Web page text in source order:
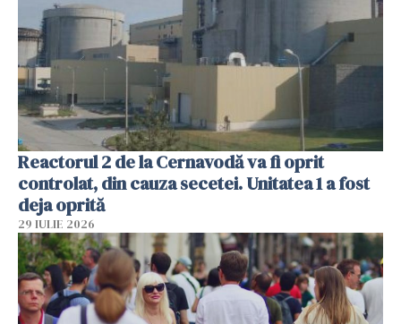
Reactorul 2 de la Cernavodă va fi oprit
controlat, din cauza secetei. Unitatea 1 a fost
deja oprită
29 IULIE 2026